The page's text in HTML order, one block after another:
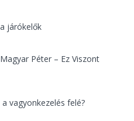
járókelők
Péter – Ez Viszont
vagyonkezelés felé?